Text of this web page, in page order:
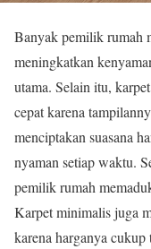
Banyak pemilik rumah
meningkatkan
utama. Selain itu,
cepat karena
menciptakan suasana
nyaman setiap waktu.
pemilik rumah
Karpet minimalis juga
karena harganya